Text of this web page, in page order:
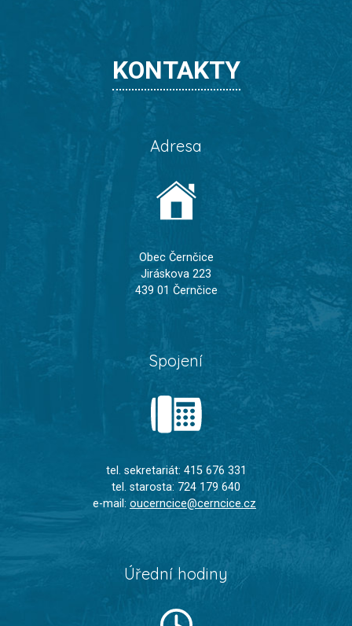
KONTAKTY
Adresa
Obec Černčice
Jiráskova 223
439 01 Černčice
Spojení
tel. sekretariát: 415 676 331
tel. starosta: 724 179 640
e-mail: oucerncice@cerncice.cz
Úřední hodiny